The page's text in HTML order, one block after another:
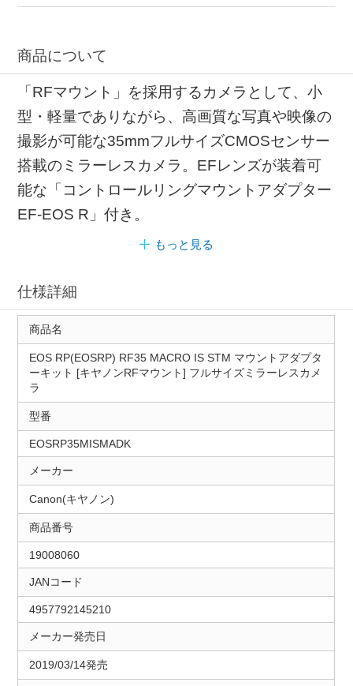
商品について
「RFマウント」を採用するカメラとして、小
型・軽量でありながら、高画質な写真や映像の
撮影が可能な35mmフルサイズCMOSセンサー
搭載のミラーレスカメラ。EFレンズが装着可
能な「コントロールリングマウントアダプター
EF-EOS R」付き。
もっと見る
仕様詳細
商品名
EOS RP(EOSRP) RF35 MACRO IS STM マウントアダプタ
ーキット [キヤノンRFマウント] フルサイズミラーレスカメ
ラ
型番
EOSRP35MISMADK
メーカー
Canon(キヤノン)
商品番号
19008060
JANコード
4957792145210
メーカー発売日
2019/03/14発売